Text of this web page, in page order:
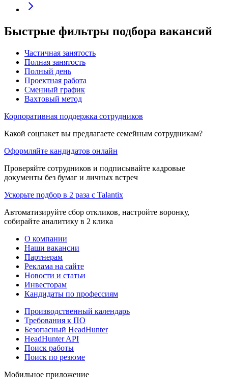
Быстрые фильтры подбора вакансий
Частичная занятость
Полная занятость
Полный день
Проектная работа
Сменный график
Вахтовый метод
Корпоративная поддержка сотрудников
Какой соцпакет вы предлагаете семейным сотрудникам?
Оформляйте кандидатов онлайн
Проверяйте сотрудников и подписывайте кадровые
документы без бумаг и личных встреч
Ускорьте подбор в 2 раза с Talantix
Автоматизируйте сбор откликов, настройте воронку,
собирайте аналитику в 2 клика
О компании
Наши вакансии
Партнерам
Реклама на сайте
Новости и статьи
Инвесторам
Кандидаты по профессиям
Производственный календарь
Требования к ПО
Безопасный HeadHunter
HeadHunter API
Поиск работы
Поиск по резюме
Мобильное приложение